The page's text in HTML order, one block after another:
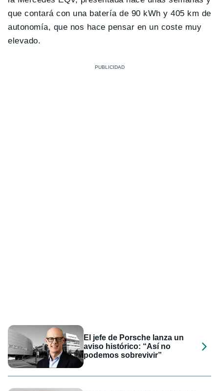
que contará con una batería de 90 kWh y 405 km de
autonomía, que nos hace pensar en un coste muy
elevado.
El jefe de Porsche lanza un
aviso histórico: “Así no
podemos sobrevivir”